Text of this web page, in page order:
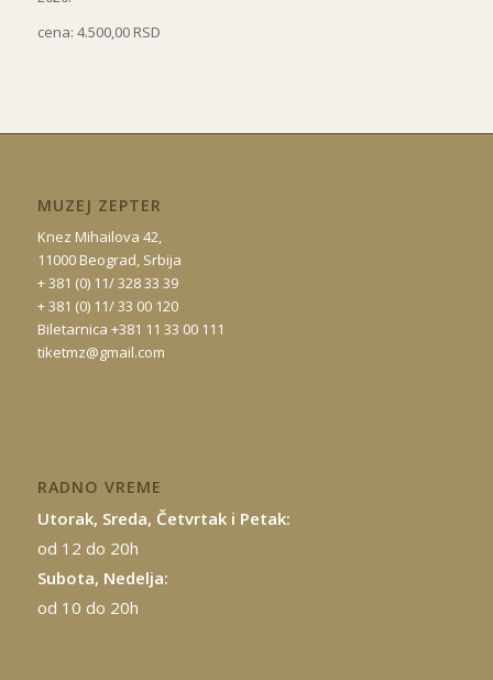
cena: 4.500,00 RSD
MUZEJ ZEPTER
Knez Mihailova 42,
11000 Beograd, Srbija
+ 381 (0) 11/ 328 33 39
+ 381 (0) 11/ 33 00 120
Biletarnica +381 11 33 00 111
tiketmz@gmail.com
RADNO VREME
Utorak, Sreda, Četvrtak i Petak:
od 12 do 20h
Subota, Nedelja:
od 10 do 20h